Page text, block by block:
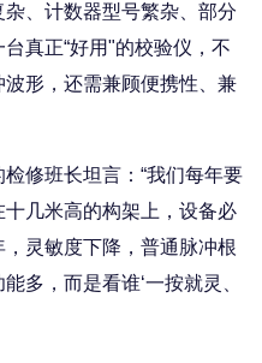
、计数器型号繁杂、部分
真正“好用"的校验仪，不
形，还需兼顾便携性、兼
修班长坦言：“我们每年要
几米高的构架上，设备必
灵敏度下降，普通脉冲根
多，而是看谁‘一按就灵、